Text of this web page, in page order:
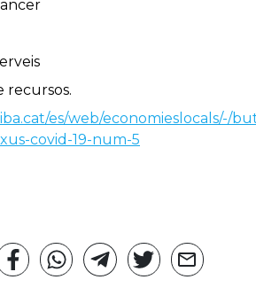
recursos.
es/web/economieslocals/-/
covid-19-num-5